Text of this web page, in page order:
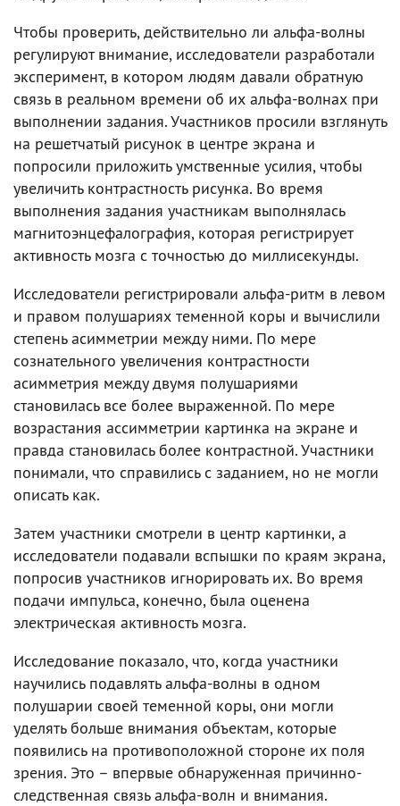
Чтобы проверить, действительно ли альфа-волны
регулируют внимание, исследователи разработали
эксперимент, в котором людям давали обратную
связь в реальном времени об их альфа-волнах при
выполнении задания. Участников просили взглянуть
на решетчатый рисунок в центре экрана и
попросили приложить умственные усилия, чтобы
увеличить контрастность рисунка. Во время
выполнения задания участникам выполнялась
магнитоэнцефалография, которая регистрирует
активность мозга с точностью до миллисекунды.
Исследователи регистрировали альфа-ритм в левом
и правом полушариях теменной коры и вычислили
степень асимметрии между ними. По мере
сознательного увеличения контрастности
асимметрия между двумя полушариями
становилась все более выраженной. По мере
возрастания ассимметрии картинка на экране и
правда становилась более контрастной. Участники
понимали, что справились с заданием, но не могли
описать как.
Затем участники смотрели в центр картинки, а
исследователи подавали вспышки по краям экрана,
попросив участников игнорировать их. Во время
подачи импульса, конечно, была оценена
электрическая активность мозга.
Исследование показало, что, когда участники
научились подавлять альфа-волны в одном
полушарии своей теменной коры, они могли
уделять больше внимания объектам, которые
появились на противоположной стороне их поля
зрения. Это – впервые обнаруженная причинно-
следственная связь альфа-волн и внимания.